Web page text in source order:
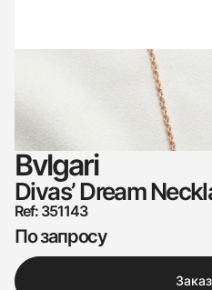
Bvlgari
Divas’ Dream
Ref: 351143
По запросу